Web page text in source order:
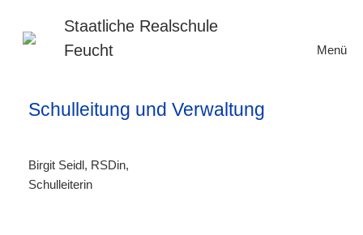
springen
Staatliche Realschule
Feucht
Menü
Schulleitung und Verwaltung
Birgit Seidl, RSDin,
Schulleiterin